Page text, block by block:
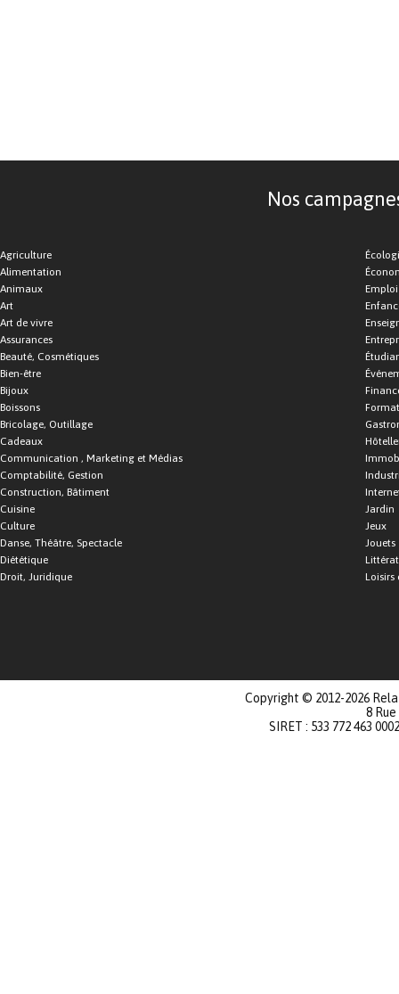
Nos
Agriculture
Alimentation
Animaux
Art
Art de vivre
Assurances
Beauté, Cosmétiques
Bien-être
Bijoux
Boissons
Bricolage, Outillage
Cadeaux
Communication , Marketing et Médias
Comptabilité, Gestion
Construction, Bâtiment
Cuisine
Culture
Danse, Théâtre, Spectacle
Diététique
Droit, Juridique
Emploi
Jardin
Jeux
Jouets
Loisirs
Copyright © 2012-2026
8
SIRET : 533 772 463